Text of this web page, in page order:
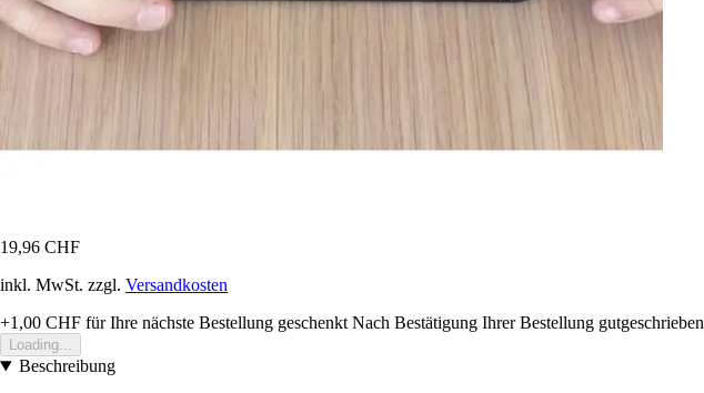
19,96 CHF
inkl. MwSt. zzgl. Versandkosten
+1,00 CHF für Ihre nächste Bestellung geschenkt Nach Bestätigung Ihrer Bestellung gutgeschrieben
Loading...
Beschreibung